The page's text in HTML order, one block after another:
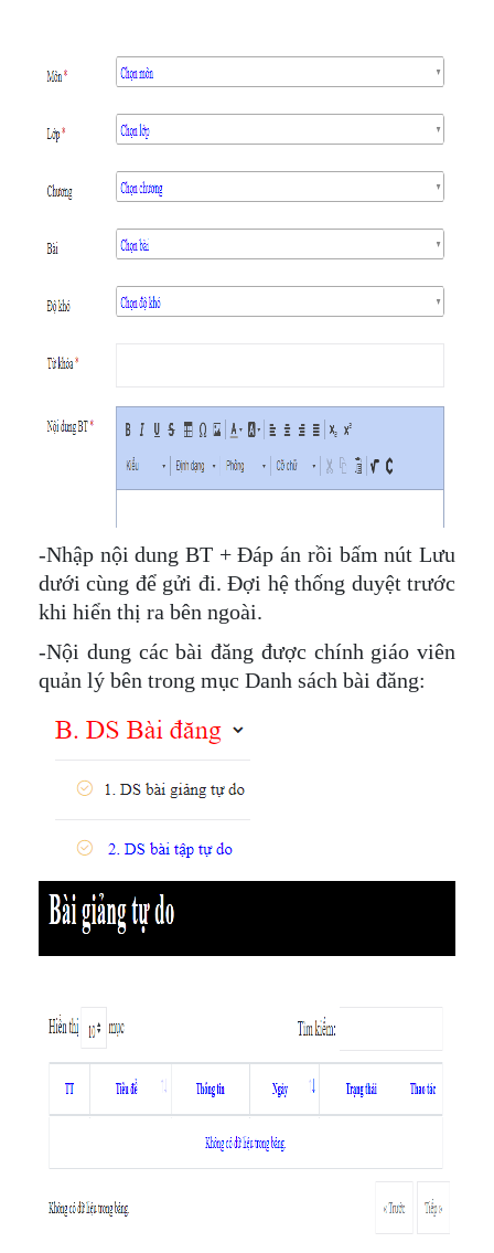
-Nhập nội dung BT + Đáp án rồi bấm nút Lưu
dưới cùng để gửi đi. Đợi hệ thống duyệt trước
khi hiển thị ra bên ngoài.
-Nội dung các bài đăng được chính giáo viên
quản lý bên trong mục Danh sách bài đăng: